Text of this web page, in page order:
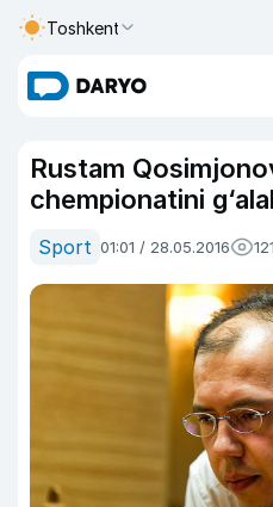
Toshkent
Rustam
chempionatini
Sport 01:01 / 28.05.2016